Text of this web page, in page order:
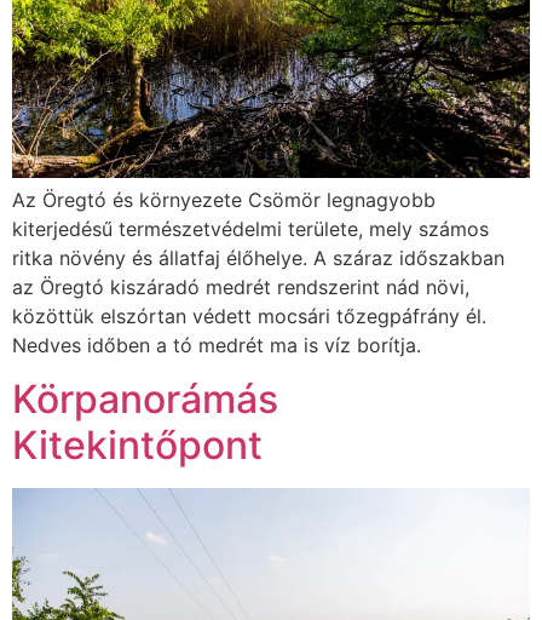
Az Öregtó és környezete Csömör legnagyobb
kiterjedésű természetvédelmi területe, mely számos
ritka növény és állatfaj élőhelye. A száraz időszakban
az Öregtó kiszáradó medrét rendszerint nád növi,
közöttük elszórtan védett mocsári tőzegpáfrány él.
Nedves időben a tó medrét ma is víz borítja.
Körpanorámás
Kitekintőpont